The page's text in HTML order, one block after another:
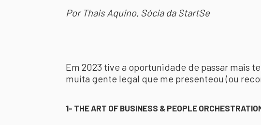
Por Thais Aquino, Sócia da StartSe
Em 2023 tive a oportunidade de passar mais
muita gente legal que me presenteou (ou
1- THE ART OF BUSINESS & PEOPLE